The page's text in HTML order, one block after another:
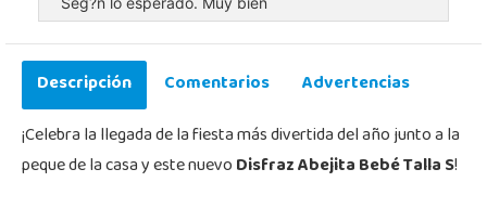
Descripción Comentarios
Advertencias
¡Celebra la llegada de la fiesta más divertida del año junto a la
peque de la casa y este nuevoDisfraz Abejita Bebé Talla S!